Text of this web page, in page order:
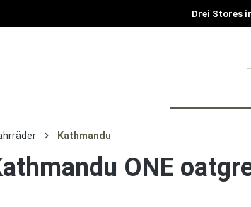
Drei Stores
Kathmandu
ONE